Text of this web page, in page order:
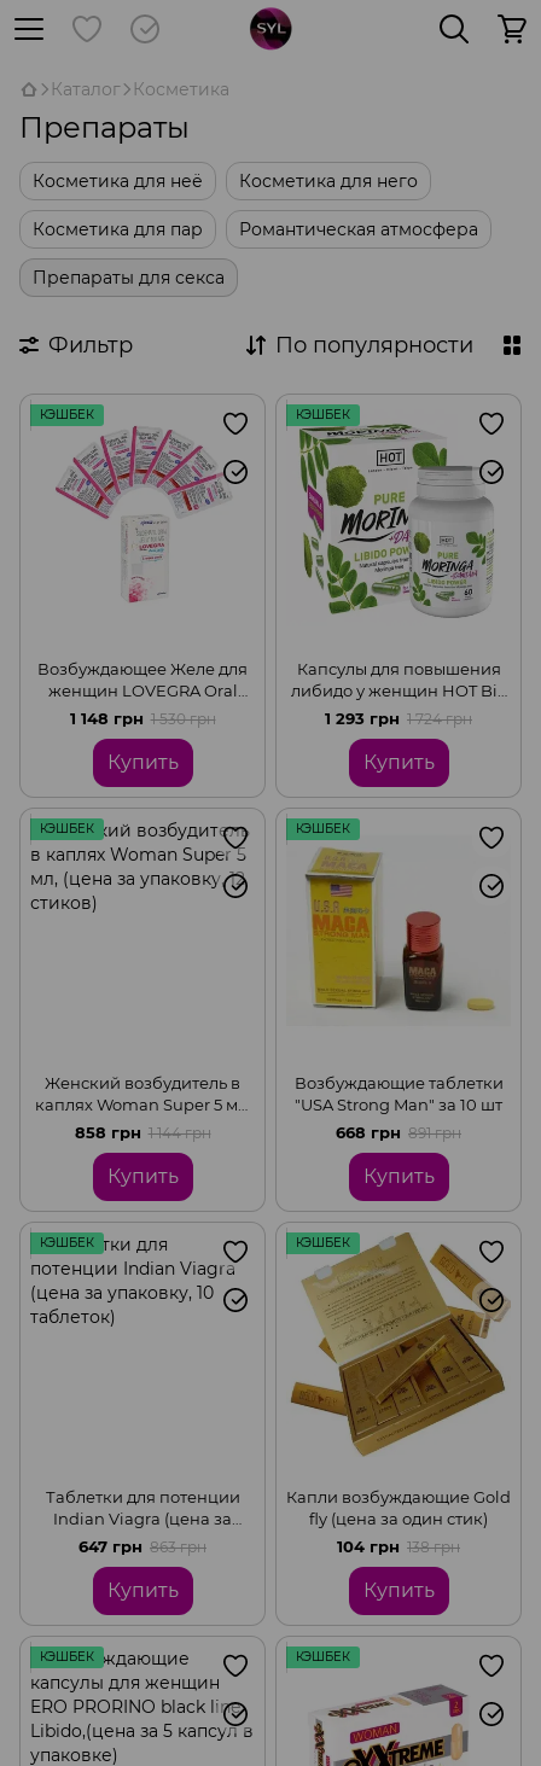
Каталог Косметика
Препараты
Косметика для неё Косметика для него
Косметика для пар Романтическая атмосфера
Препараты для секса
Фильтр По популярности
КЭШБЕК
Возбуждающее Желе для
женщин LOVEGRA Oral
Jelly (цена за упаковку,7
1 148 грн 1 530 грн
Купить
КЭШБЕК
Капсулы для повышения
либидо у женщин HOT Bio
Moringa Libido Caps (цена
за упаковку,60 шт)
1 293 грн 1 724 грн
Купить
КЭШБЕК
Женский возбудитель в
каплях Woman Super 5 мл,
(цена за упаковку, 12
858 грн 1 144 грн
Купить
КЭШБЕК
Возбуждающие таблетки
"USA Strong Man" за 10 шт
668 грн 891 грн
Купить
КЭШБЕК
Таблетки для потенции
Indian Viagra (цена за
упаковку, 10 таблеток)
647 грн 863 грн
Купить
КЭШБЕК
Капли возбуждающие Gold
fly (цена за один стик)
104 грн 138 грн
Купить
КЭШБЕК КЭШБЕК